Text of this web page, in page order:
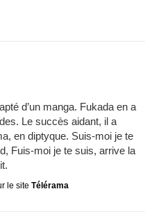
d’un manga. Fukada en a
Le succès aidant, il a
en diptyque. Suis-moi je te
Fuis-moi je te suis, arrive la
le site Télérama